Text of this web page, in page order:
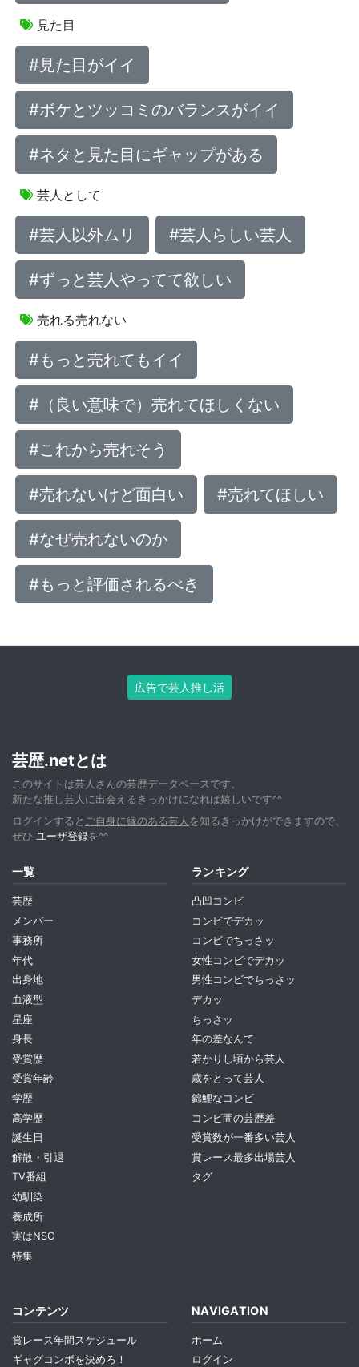
見た目
#見た目がイイ
#ボケとツッコミのバランスがイイ
#ネタと見た目にギャップがある
芸人として
#芸人以外ムリ #芸人らしい芸人
#ずっと芸人やってて欲しい
売れる売れない
#もっと売れてもイイ
#（良い意味で）売れてほしくない
#これから売れそう
#売れないけど面白い #売れてほしい
#なぜ売れないのか
#もっと評価されるべき
広告で芸人推し活
芸歴.netとは
このサイトは芸人さんの芸歴データベースです。
新たな推し芸人に出会えるきっかけになれば嬉しいです^^
ログインすると ご自身に縁のある芸人 を知るきっかけができますので、
ぜひ ユーザ登録を^^
一覧
芸歴
メンバー
事務所
年代
出身地
血液型
星座
身長
受賞歴
受賞年齢
学歴
高学歴
誕生日
解散・引退
TV番組
幼馴染
養成所
実はNSC
特集
ランキング
凸凹コンビ
コンビでデカッ
コンビでちっさッ
女性コンビでデカッ
男性コンビでちっさッ
デカッ
ちっさッ
年の差なんて
若かりし頃から芸人
歳をとって芸人
錦鯉なコンビ
コンビ間の芸歴差
受賞数が一番多い芸人
賞レース最多出場芸人
タグ
コンテンツ
賞レース年間スケジュール
ギャグコンボを決めろ！
NAVIGATION
ホーム
ログイン